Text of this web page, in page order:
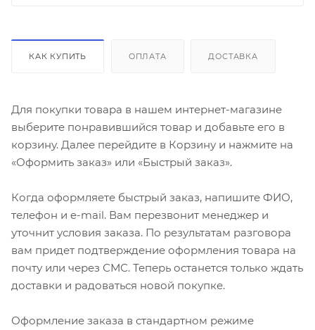
КАК КУПИТЬ ОПЛАТА ДОСТАВКА
Для покупки товара в нашем интернет-магазине
выберите понравившийся товар и добавьте его в
корзину. Далее перейдите в Корзину и нажмите на
«Оформить заказ» или «Быстрый заказ».
Когда оформляете быстрый заказ, напишите ФИО,
телефон и e-mail. Вам перезвонит менеджер и
уточнит условия заказа. По результатам разговора
вам придет подтверждение оформления товара на
почту или через СМС. Теперь останется только ждать
доставки и радоваться новой покупке.
Оформление заказа в стандартном режиме